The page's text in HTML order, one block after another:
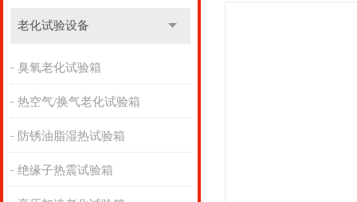
老化试验设备
臭氧老化试验箱
热空气/换气老化试验箱
防锈油脂湿热试验箱
绝缘子热震试验箱